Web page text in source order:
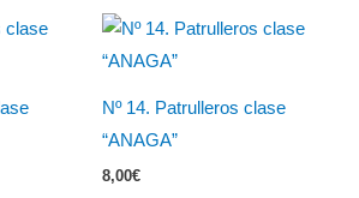
Nº 14. Patrulleros clase
“ANAGA”
8,00€